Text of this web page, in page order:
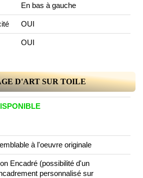
En bas à gauche
OUI
OUI
D'ART SUR TOILE
à l'oeuvre originale
Encadré (possibilité d'un
personnalisé sur